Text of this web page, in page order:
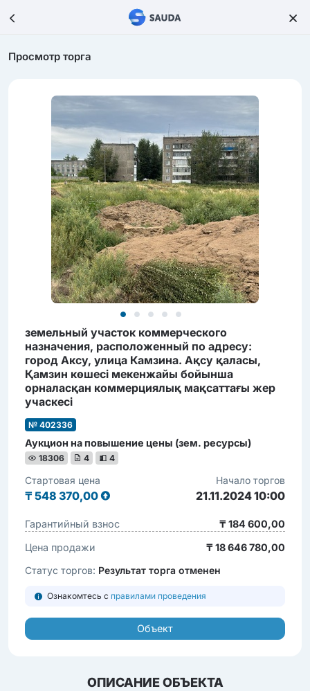
Просмотр торга
земельный участок коммерческого
назначения, расположенный по адресу:
город Аксу, улица Камзина. Ақсу қаласы,
Қамзин көшесі мекенжайы бойынша
орналасқан коммерциялық мақсаттағы жер
учаскесі
№ 402336
Аукцион на повышение цены (зем. ресурсы)
18306 4 4
Стартовая цена
₸ 548 370,00
Начало торгов
21.11.2024 10:00
Гарантийный взнос
₸ 184 600,00
Цена продажи
₸ 18 646 780,00
Статус торгов: Результат торга отменен
Ознакомтесь с правилами проведения
Объект
ОПИСАНИЕ ОБЪЕКТА